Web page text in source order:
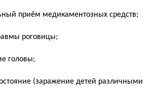
приём медикаментозных средств;
роговицы;
головы;
(заражение детей различными